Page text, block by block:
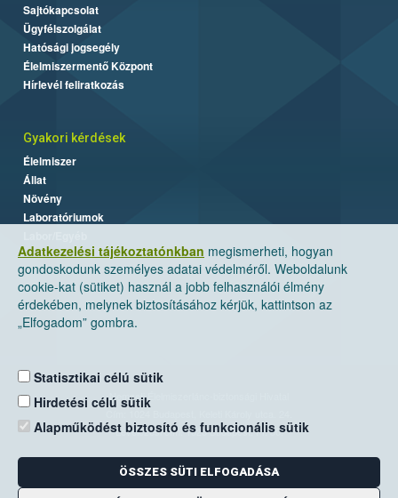
Adatkezelési tájékoztatónkban megismerheti, hogyan
gondoskodunk személyes adatai védelméről. Weboldalunk
cookie-kat (sütiket) használ a jobb felhasználói élmény
érdekében, melynek biztosításához kérjük, kattintson az
„Elfogadom” gombra.
Statisztikai célú sütik
Hirdetési célú sütik
Alapműködést biztosító és funkcionális sütik
ÖSSZES SÜTI ELFOGADÁSA
Sajtókapcsolat
Ügyfélszolgálat
Hatósági jogsegély
Élelmiszermentő Központ
Hírlevél feliratkozás
Gyakori kérdések
Élelmiszer
Állat
Növény
Laboratóriumok
Nemzeti Élelmiszerlánc-biztonsági Hivatal
Levelezési cím: 1525 Budapest. Pf. 30.
E-mail:ugyfelszolgalat@nebih.gov.hu